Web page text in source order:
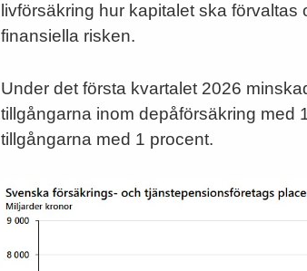
livförsäkring hur kapitalet ska
finansiella risken.
Under det första kvartalet 2026
tillgångarna inom depåförsäkring med
tillgångarna med 1 procent.